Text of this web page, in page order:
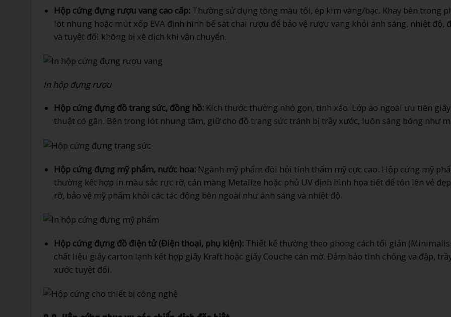
Hộp cứng đựng rượu vang cao cấp:Thường sử dụng tông màu tối, ép kim vàng/bạc. Khay bên trong
lót nhung hoặc mút xốp EVA định hình bế sát chai rượu để bảo vệ rượu vang khỏi ánh sáng, nhiệt độ,
và tuyệt đối không bị xê dịch khi vận chuyển.
In hộp đựng rượu
Hộp cứng đựng đồ trang sức, đồng hồ:Kích thước thường nhỏ gọn, tinh xảo. Lớp áo ngoài ưu tiên
thuật có gân. Bên trong lót nhung tăm, giữ cho đồ trang sức tránh bị trầy xước, luôn sáng bóng như
Hộp cứng đựng mỹ phẩm, nước hoa:Ngành mỹ phẩm đòi hỏi tính thẩm mỹ cực cao. Hộp cứng mỹ
thường kết hợp in màu sắc rực rỡ, cán màng Metalize hoặc phủ UV định hình họa tiết để tôn lên vẻ
rỡ, bảo vệ mỹ phẩm khỏi các tác động bên ngoài như ánh sáng và nhiệt độ.
Hộp cứng đựng đồ điện tử (Điện thoại, phụ kiện):Thiết kế thường theo phong cách tối giản
chất liệu giấy carton lạnh kết hợp giấy Kraft hoặc giấy Couche cán mờ. Đảm bảo tính chống va đập,
xước tuyệt đối.